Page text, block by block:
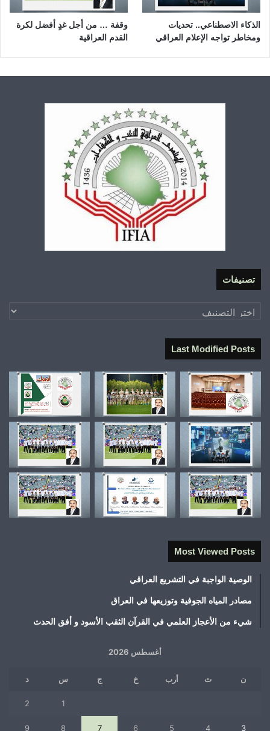
الذكاء الاصطناعي.. تحديات
ومخاطر تواجه الإعلام العراقي
وقفة … من أجل غدٍ أفضل لكرة
القدم العراقية
تصنيفات
تصنيفات
Last Modified Posts
Most Viewed Posts
الوصية الواجبة في التشريع العراقي
مصادر المياه الجوفية وتوزيعها في العراق
شيء من الأعجاز العلمي في القرآن الثقب الأسود و أفق الحدث
أغسطس 2026
ن ث أرب خ ج س د
1
2
3
4
5
6
7
8
9